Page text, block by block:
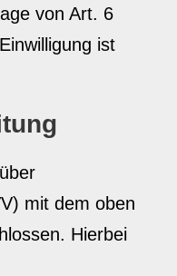
von Art. 6
ist
mit dem oben
Hierbei